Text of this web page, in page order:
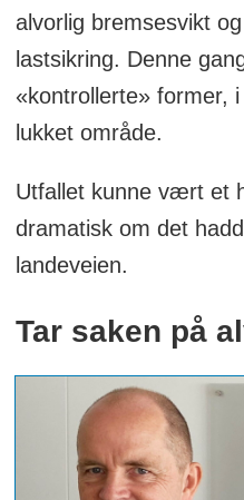
alvorlig bremsesvikt
lastsikring. Denne
«kontrollerte» former,
lukket område.
Utfallet kunne vært et
dramatisk om det
landeveien.
Tar saken på